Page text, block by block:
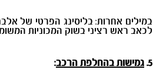
במילים אחרות: בליסינג הפרטי של
לכאב ראש רציני בשוק המכוניות
5. גמישות בהחלפת הרכב: